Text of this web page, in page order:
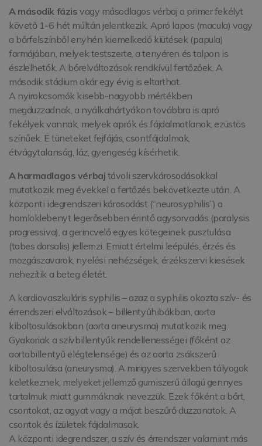
A második fázis vagy másodlagos vérbaj a primer fekélyt
követő 1-6 hét múltán jelentkezik. Apró lapos (macula) vagy
a bőrfelszínből enyhén kiemelkedő kiütések (papula)
formájában, melyek testszerte, a tenyéren és talpon is
észlelhetők. A bőrelváltozások rendkívül fertőzőek. A
második stádium akár egy évig is eltarthat.
A nyirokcsomók kisebb-nagyobb mértékben
megduzzadnak, a nyálkahártyákon továbbra is apró
fekélyek vannak, melyek aprók és fájdalmatlanok, ezüstös
színűek. E tüneteket fejfájás, csontfájdalmak,
étvágytalanság, láz, gyengeség kísérhetik.
A harmadlagos vérbaj távoli szervkárosodásokkal
mutatkozik meg évekkel a fertőzés bekövetkezte után. A
központi idegrendszeri károsodást (“neurosyphilis”) a
homloklebenyt legerősebben érintő agysorvadás (paralysis
progressiva), a gerincvelő egyes kötegeinek pusztulása
(tabes dorsalis) jellemzi. Emiatt értelmi leépülés, érzés és
mozgászavarok, nyelési nehézségek, érzékszervi kiesések
nehezítik a beteg életét.
A kardiovaszkuláris syphilis – azaz a syphilis okozta szív- és
érrendszeri elváltozások – billentyűhibákban, aorta
kiboltosulásokban (aorta aneurysma) mutatkozik meg.
Gyakoriak a szívbillentyűk rendellenességei (főként az
aortabillentyű elégtelensége) és az aorta zsákszerű
kiboltosulása (aneurysma). A mirigyes szervekben tályogok
keletkeznek, melyeket jellemző gumiszerű állagú gennyes
tartalmuk miatt gummáknak nevezzük. Ezek főként a bőrt,
csontokat, az agyat vagy a májat beszűrő duzzanatok. A
csontok és ízületek fájdalmasak.
A központi idegrendszer, a szív és érrendszer valamint más